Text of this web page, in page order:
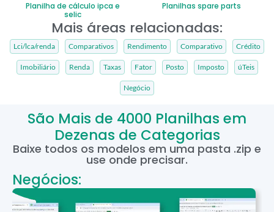
Planilha de cálculo ipca e
selic
Planilhas spare parts
Mais áreas relacionadas:
Lci/lca/renda Comparativos Rendimento Comparativo Crédito
Imobiliário Renda Taxas Fator Posto Imposto úTeis
Negócio
São Mais de 4000 Planilhas em
Dezenas de Categorias
Baixe todos os modelos em uma pasta .zip e
use onde precisar.
Negócios: